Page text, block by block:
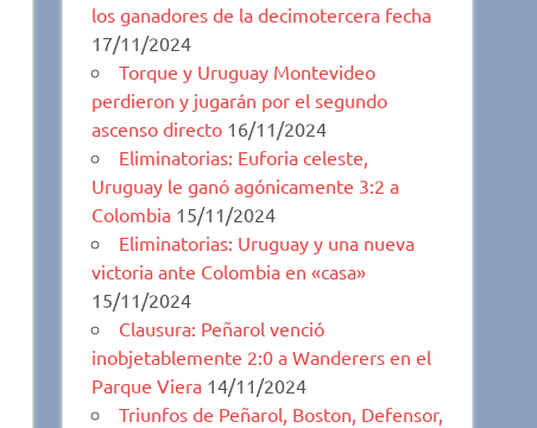
los ganadores de la decimotercera fecha
17/11/2024
Torque y Uruguay Montevideo
perdieron y jugarán por el segundo
ascenso directo 16/11/2024
Eliminatorias: Euforia celeste,
Uruguay le ganó agónicamente 3:2 a
Colombia 15/11/2024
Eliminatorias: Uruguay y una nueva
victoria ante Colombia en «casa»
15/11/2024
Clausura: Peñarol venció
inobjetablemente 2:0 a Wanderers en el
Parque Viera 14/11/2024
Triunfos de Peñarol, Boston, Defensor,